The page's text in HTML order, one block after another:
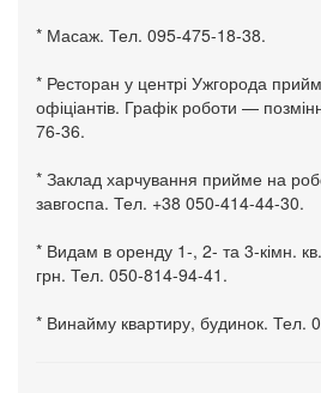
* Масаж. Тел. 095-475-18-38.
* Ресторан у центрі Ужгорода
офіціантів. Графік роботи —
76-36.
* Заклад харчування прийме на
завгоспа. Тел. +38 050-414-44-30.
* Видам в оренду 1-, 2- та 3-кімн.
грн. Тел. 050-814-94-41.
* Винайму квартиру, будинок. Тел.